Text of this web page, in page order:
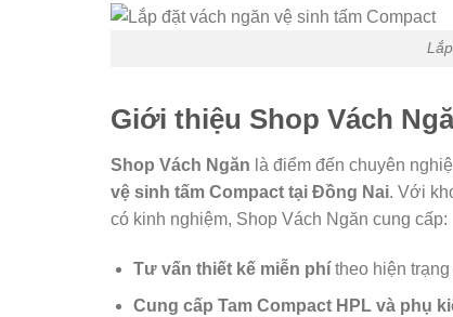
Giới thiệu Shop Vách
Shop Vách Ngăn là điểm đến chuyên
vệ sinh tấm Compact tại Đồng Nai. Với
có kinh nghiệm, Shop Vách Ngăn cung cấp:
Tư vấn thiết kế miễn phítheo hiện trạng
Cung cấp Tam Compact HPL và phụ